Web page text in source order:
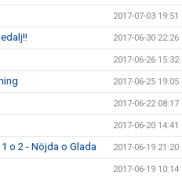
2017-07-03 19:51
2017-06-30 22:26
2017-06-26 15:32
2017-06-25 19:05
2017-06-22 08:17
2017-06-20 14:41
o 2 - Nöjda o Glada 2017-06-19 21:20
2017-06-19 10:14